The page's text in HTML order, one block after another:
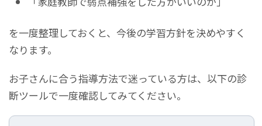
を一度整理しておくと、今後の学習方針を決めやすく
なります。
お子さんに合う指導方法で迷っている方は、以下の診
断ツールで一度確認してみてください。